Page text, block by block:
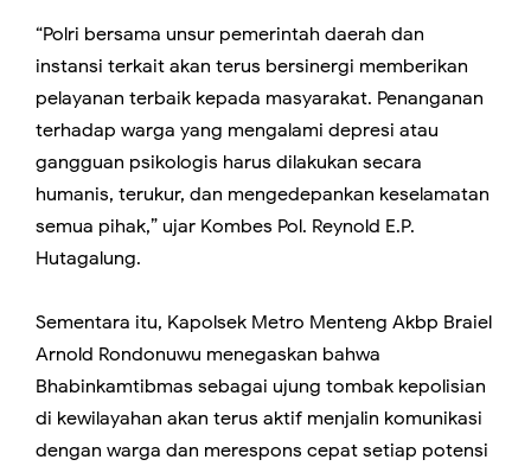
“Polri bersama unsur pemerintah daerah dan
instansi terkait akan terus bersinergi memberikan
pelayanan terbaik kepada masyarakat. Penanganan
terhadap warga yang mengalami depresi atau
gangguan psikologis harus dilakukan secara
humanis, terukur, dan mengedepankan keselamatan
semua pihak,” ujar Kombes Pol. Reynold E.P.
Hutagalung.
Sementara itu, Kapolsek Metro Menteng Akbp Braiel
Arnold Rondonuwu menegaskan bahwa
Bhabinkamtibmas sebagai ujung tombak kepolisian
di kewilayahan akan terus aktif menjalin komunikasi
dengan warga dan merespons cepat setiap potensi